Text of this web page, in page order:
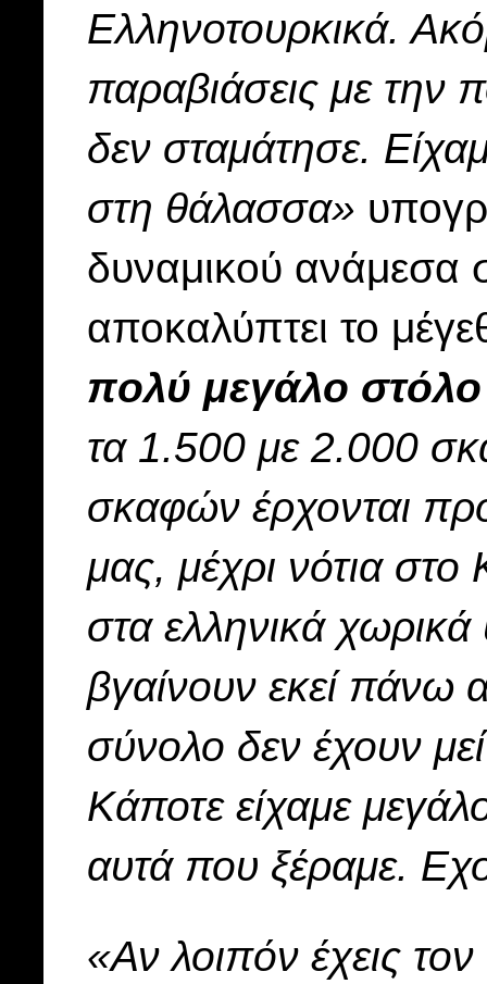
Ελληνοτουρκικά.
παραβιάσεις με την
δεν σταμάτησε.
στη θάλασσα»
δυναμικού ανάμεσα
αποκαλύπτει το
πολύ μεγάλο
τα 1.500 με 2.000
σκαφών έρχονται
μας, μέχρι νότια στο
στα ελληνικά
βγαίνουν εκεί
σύνολο δεν έχουν
Κάποτε είχαμε
αυτά που ξέραμε.
«Αν λοιπόν έχεις